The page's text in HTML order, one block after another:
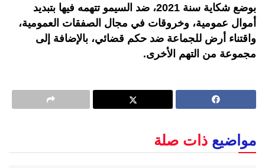
بوضع شكاية سنة 2021، ضد السيمو تتهمه فيها بتبديد
أموال عمومية، وخروقات في مجال الصفقات العمومية،
واقتناء أرض للجماعة ضد حكم قضائي، بالإضافة إلى
مجموعة من التهم الأخرى.
مواضيع ذات صلة